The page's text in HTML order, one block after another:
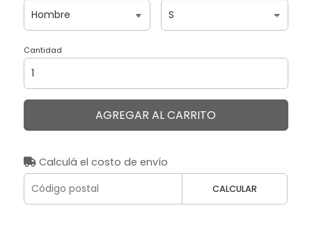
Cantidad
AGREGAR AL CARRITO
Calculá el costo de envío
CALCULAR